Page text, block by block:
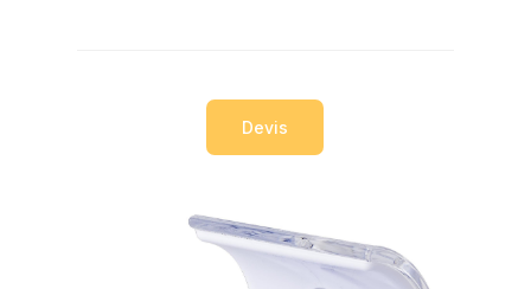
Devis